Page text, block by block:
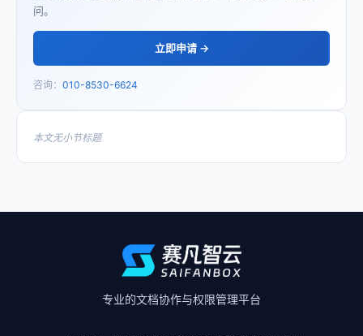
问。
立即申请 →
咨询： 010-8530-6624
本文无小节标题
专业的文档协作与权限管理平台